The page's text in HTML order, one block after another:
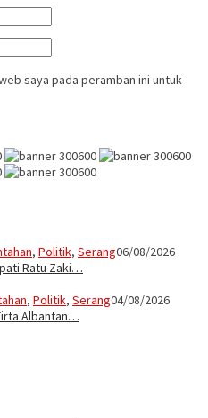
saya pada peramban ini untuk
, Politik, Serang06/08/2026
Ratu Zaki…
, Politik, Serang04/08/2026
Albantan…